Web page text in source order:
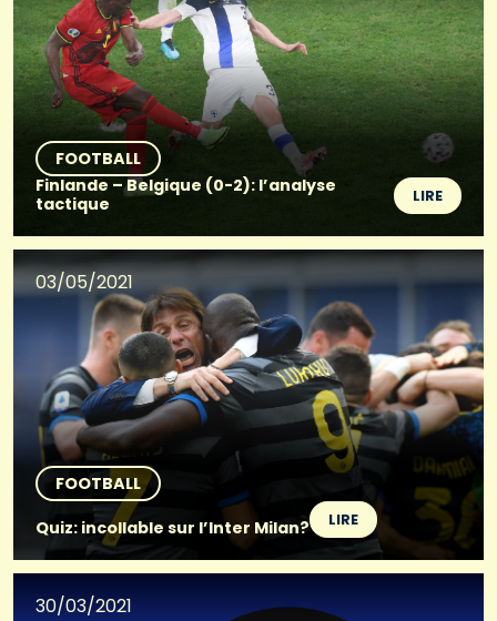
FOOTBALL
Finlande – Belgique (0-2): l’analyse
tactique
LIRE
03/05/2021
FOOTBALL
Quiz: incollable sur l’Inter Milan?
LIRE
30/03/2021